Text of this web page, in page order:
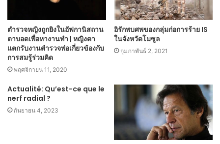
ตำรวจหญิงถูกยิงในอัฟกานิสถาน
ตาบอดเพื่อหางานทำ | หญิงตา
แตกรับงานตำรวจพ่อเกี่ยวข้องกับ
การสมรู้ร่วมคิด
พฤศจิกายน 11, 2020
อิรักพบศพของกลุ่มก่อการร้าย IS
ในจังหวัดโมซูล
กุมภาพันธ์ 2, 2021
Actualité: Qu’est-ce que le
nerf radial ?
กันยายน 4, 2023